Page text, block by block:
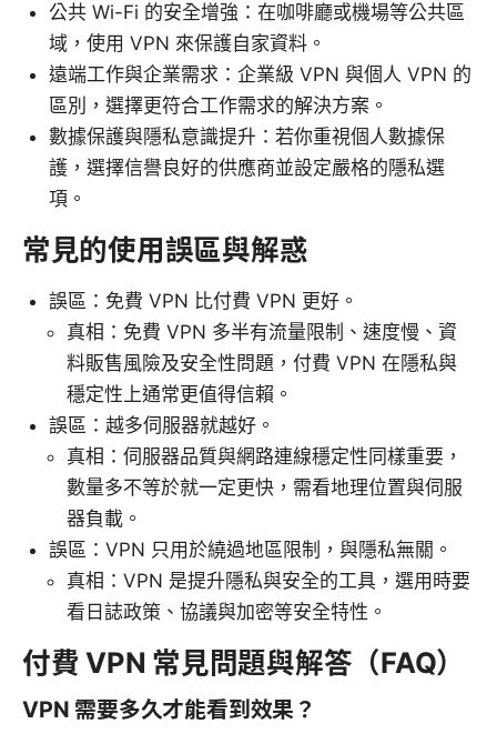
公共 Wi-Fi 的安全增強：在咖啡廳或機場等公共區
域，使用 VPN 來保護自家資料。
遠端工作與企業需求：企業級 VPN 與個人 VPN 的
區別，選擇更符合工作需求的解決方案。
數據保護與隱私意識提升：若你重視個人數據保
護，選擇信譽良好的供應商並設定嚴格的隱私選
項。
常見的使用誤區與解惑
誤區：免費 VPN 比付費 VPN 更好。
真相：免費 VPN 多半有流量限制、速度慢、資
料販售風險及安全性問題，付費 VPN 在隱私與
穩定性上通常更值得信賴。
誤區：越多伺服器就越好。
真相：伺服器品質與網路連線穩定性同樣重要，
數量多不等於就一定更快，需看地理位置與伺服
器負載。
誤區：VPN 只用於繞過地區限制，與隱私無關。
真相：VPN 是提升隱私與安全的工具，選用時要
看日誌政策、協議與加密等安全特性。
付費 VPN 常見問題與解答（FAQ）
VPN 需要多久才能看到效果？